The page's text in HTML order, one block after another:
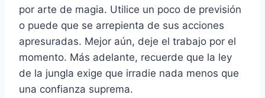
por arte de magia. Utilice un poco de previsión
o puede que se arrepienta de sus acciones
apresuradas. Mejor aún, deje el trabajo por el
momento. Más adelante, recuerde que la ley
de la jungla exige que irradie nada menos que
una confianza suprema.